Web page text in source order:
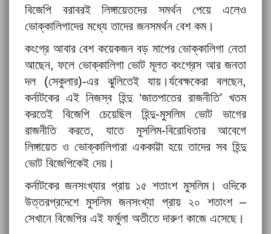
বিজেপি বরাবরই লিঙ্গায়েতদের সমর্থন পেয়ে এলেও
ভোক্কালিগাদের মধ্যে তাদের জনসমর্থন বেশ কম।
কংগ্রে আবার বেশ কয়েকজন বড় মাপের ভোক্কালিগা নেতা
আছেন, ফলে ভোক্কালিগা ভোট মূলত কংগ্রেস আর জনতা
দল (সেকুলার)-এর ঝুলিতেই যায়।র্যবেক্ষকেরা বলছেন,
কর্নাটকের এই নিজস্ব হিন্দু ‘জাতপাতের রাজনীতি’ খতম
করতেই বিজেপি চেয়েছিল হিন্দু-মুসলিম ভোট ভাগের
রাজনীতি করতে, যাতে মুসলিম-বিরোধিতার আবেগে
লিঙ্গায়েত ও ভোক্কালিগারা এককাট্টা হয়ে তাদের সব হিন্দু
ভোট বিজেপিকেই দেয়।
কর্নাটকের জনসংখ্যার প্রায় ১৫ শতাংশ মুসলিম। ওদিকে
উত্তরপ্রদেশে মুসলিম জনসংখ্যা প্রায় ২০ শতাংশ –
সেখানে বিজেপির এই ফর্মুলা অতীতে দারুণ কাজে এসেছে।